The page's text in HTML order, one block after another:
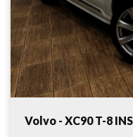
Volvo - XC90 T-8